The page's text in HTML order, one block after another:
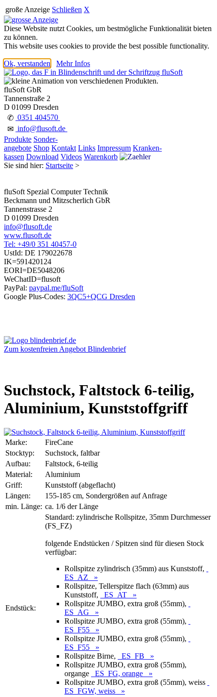
große Anzeige Schließen X
Diese Website nutzt Cookies, um bestmögliche Funktionalität bieten
zu können.
This website uses cookies to provide the best possible functionality.
Ok, verstanden Mehr Infos
fluSoft GbR
Tannenstraße 2
D 01099 Dresden
✆ 0351 404570
✉ info@flusoft.de
Produkte Sonder-
angebote Shop Kontakt Links Impressum Kranken-
kassen Download Videos Warenkorb
Sie sind hier: Startseite >
fluSoft Spezial Computer Technik
Beckmann und Mitzscherlich GbR
Tannenstrasse 2
D 01099 Dresden
info@flusoft.de
www.flusoft.de
Tel: +49/0 351 40457-0
UstId: DE 179022678
IK=591420124
EORI=DE5048206
WeChatID=flusoft
PayPal: paypal.me/fluSoft
Google Plus-Codes: 3QC5+QCG Dresden
Zum kostenfreien Angebot Blindenbrief
Suchstock, Faltstock 6-teilig,
Aluminium, Kunststoffgriff
Marke:
FireCane
Stocktyp:
Suchstock, faltbar
Aufbau:
Faltstock, 6-teilig
Material:
Aluminium
Griff:
Kunststoff (abgeflacht)
Längen:
155-185 cm, Sondergrößen auf Anfrage
min. Länge: ca. 1/6 der Länge
Endstück:
Standard: zylindrische Rollspitze, 35mm Durchmesser
(FS_FZ)
folgende Endstücken / Spitzen sind für diesen Stock
verfügbar:
Rollspitze zylindrisch (35mm) aus Kunststoff,
ES_AZ »
Rollspitze, Tellerspitze flach (63mm) aus
Kunststoff,
ES_AT »
Rollspitze JUMBO, extra groß (55mm),
ES_AG »
Rollspitze JUMBO, extra groß (55mm),
ES_F55 »
Rollspitze JUMBO, extra groß (55mm),
ES_F55 »
Rollspitze Birne,
ES_FB »
Rollspitze JUMBO, extra groß (55mm),
organge
ES_FG, orange »
Rollspitze JUMBO, extra groß (55mm), weiss
ES_FGW, weiss »